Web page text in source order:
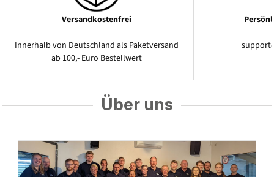
Versandkostenfrei
Innerhalb von Deutschland als Paketversand
ab 100,- Euro Bestellwert
Über uns